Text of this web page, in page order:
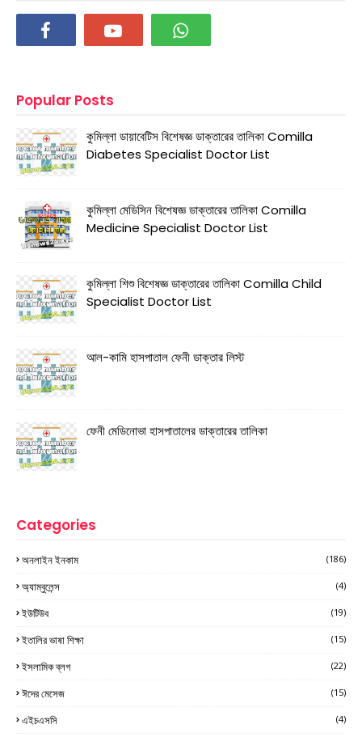
Popular Posts
কুমিল্লা ডায়াবেটিস বিশেষজ্ঞ ডাক্তারের তালিকা Comilla
Diabetes Specialist Doctor List
কুমিল্লা মেডিসিন বিশেষজ্ঞ ডাক্তারের তালিকা Comilla
Medicine Specialist Doctor List
কুমিল্লা শিশু বিশেষজ্ঞ ডাক্তারের তালিকা Comilla Child
Specialist Doctor List
আল-কামি হাসপাতাল ফেনী ডাক্তার লিস্ট
ফেনী মেডিনোভা হাসপাতালের ডাক্তারের তালিকা
Categories
অনলাইন ইনকাম (186)
অ্যাম্বুলেন্স (4)
ইউটিউব (19)
ইতালির ভাষা শিক্ষা (15)
ইসলামিক ব্লগ (22)
ঈদের মেসেজ (15)
এইচএসসি (4)